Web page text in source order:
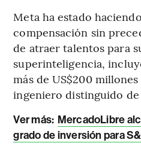
Meta ha estado
compensación sin
de atraer talentos para
superinteligencia,
más de US$200
ingeniero distinguido de
Ver más: MercadoLibre
grado de inversión para